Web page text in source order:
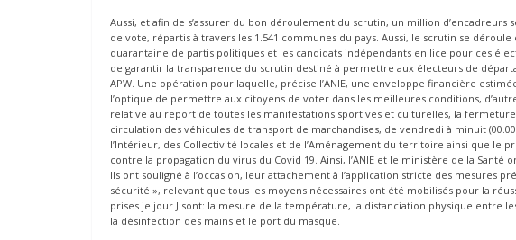
Aussi, et afin de s’assurer du bon déroulement du scrutin, un million d’encadreurs
de vote, répartis à travers les 1.541 communes du pays. Aussi, le scrutin se
quarantaine de partis politiques et les candidats indépendants en lice pour ces
de garantir la transparence du scrutin destiné à permettre aux électeurs de
APW. Une opération pour laquelle, précise l’ANIE, une enveloppe financière
l’optique de permettre aux citoyens de voter dans les meilleures conditions,
relative au report de toutes les manifestations sportives et culturelles, la
circulation des véhicules de transport de marchandises, de vendredi à minuit
l’Intérieur, des Collectivité locales et de l’Aménagement du territoire ainsi que le
contre la propagation du virus du Covid 19. Ainsi, l’ANIE et le ministère de la
Ils ont souligné à l’occasion, leur attachement à l’application stricte des mesures
sécurité », relevant que tous les moyens nécessaires ont été mobilisés pour la
prises je jour J sont: la mesure de la température, la distanciation physique entre
la désinfection des mains et le port du masque.